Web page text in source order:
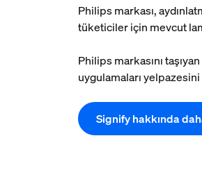
Philips markası,
tüketiciler için mevcut
Philips markasını
uygulamaları
Signify hakkında